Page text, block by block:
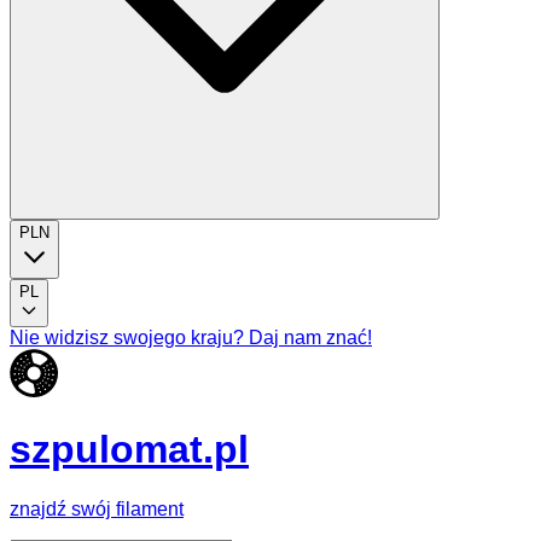
PLN
PL
Nie widzisz swojego kraju? Daj nam znać!
szpulomat.pl
znajdź swój filament